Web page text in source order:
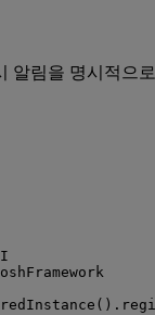
알림을 명시적으
().